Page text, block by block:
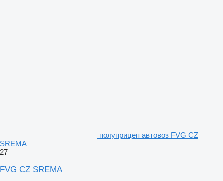
полуприцеп автовоз FVG CZ
SREMA
27
FVG CZ SREMA